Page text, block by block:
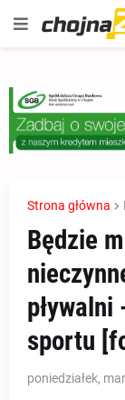
Strona główna
Będzie
sportu
poniedziałek,